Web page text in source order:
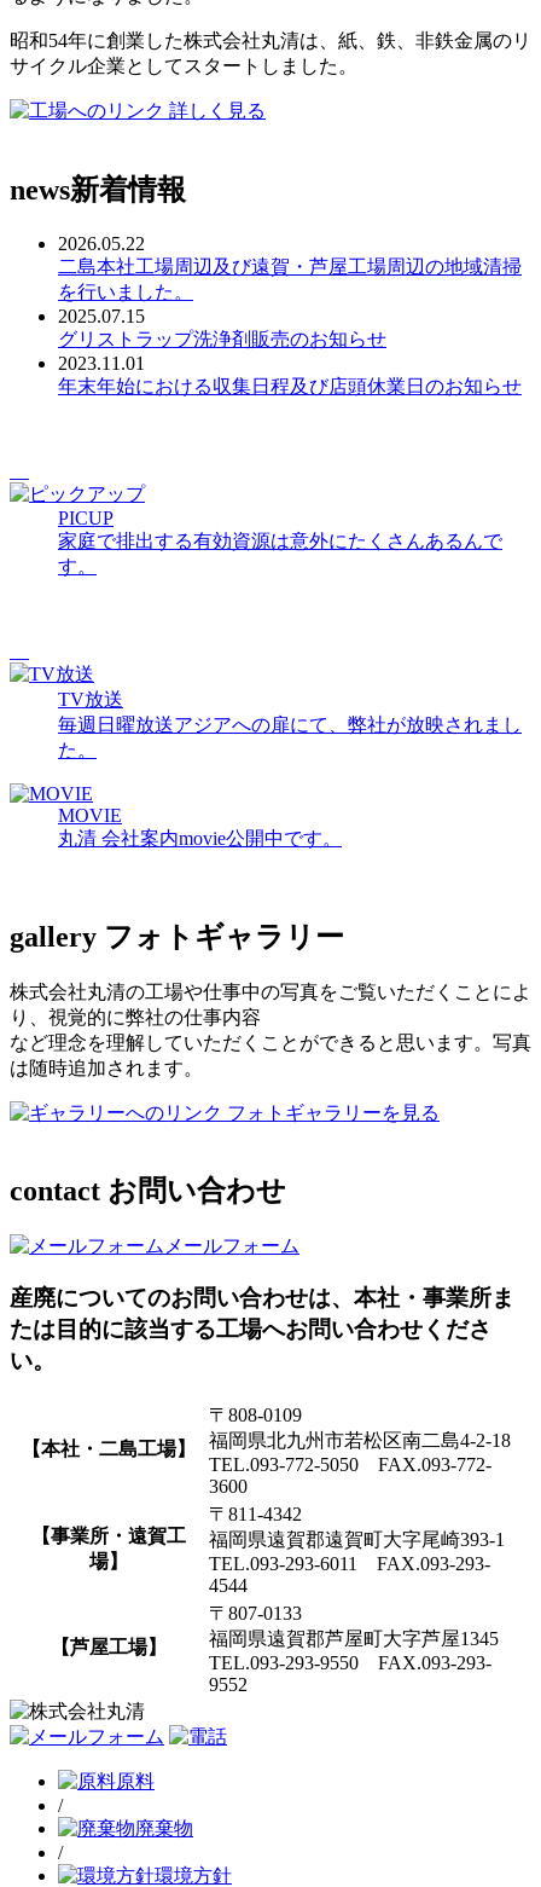
昭和54年に創業した株式会社丸清は、紙、鉄、非鉄金属のリ
サイクル企業としてスタートしました。
詳しく見る
news新着情報
2026.05.22
二島本社工場周辺及び遠賀・芦屋工場周辺の地域清掃
を行いました。
2025.07.15
グリストラップ洗浄剤販売のお知らせ
2023.11.01
年末年始における収集日程及び店頭休業日のお知らせ
PICUP
家庭で排出する有効資源は意外にたくさんあるんで
す。
TV放送
毎週日曜放送アジアへの扉にて、弊社が放映されまし
た。
MOVIE
丸清 会社案内movie公開中です。
gallery フォトギャラリー
株式会社丸清の工場や仕事中の写真をご覧いただくことによ
り、視覚的に弊社の仕事内容
など理念を理解していただくことができると思います。写真
は随時追加されます。
フォトギャラリーを見る
contact お問い合わせ
メールフォーム
産廃についてのお問い合わせは、本社・事業所ま
たは目的に該当する工場へお問い合わせくださ
い。
【本社・二島工場】
〒808-0109
福岡県北九州市若松区南二島4-2-18
TEL.093-772-5050 FAX.093-772-
3600
【事業所・遠賀工
場】
〒811-4342
福岡県遠賀郡遠賀町大字尾崎393-1
TEL.093-293-6011 FAX.093-293-
4544
【芦屋工場】
〒807-0133
福岡県遠賀郡芦屋町大字芦屋1345
TEL.093-293-9550 FAX.093-293-
9552
原料
/
廃棄物
/
環境方針